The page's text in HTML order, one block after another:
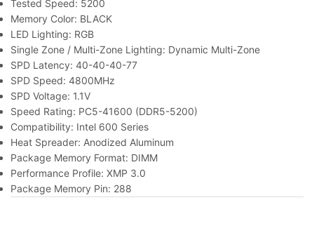
Tested Speed: 5200
Memory Color: BLACK
LED Lighting: RGB
Single Zone / Multi-Zone Lighting: Dynamic Multi-Zone
SPD Latency: 40-40-40-77
SPD Speed: 4800MHz
SPD Voltage: 1.1V
Speed Rating: PC5-41600 (DDR5-5200)
Compatibility: Intel 600 Series
Heat Spreader: Anodized Aluminum
Package Memory Format: DIMM
Performance Profile: XMP 3.0
Package Memory Pin: 288